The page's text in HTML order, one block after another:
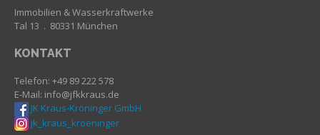
Immobilien & Wasserkraftwerke
Tal 13 . 80331 München
KONTAKT
Telefon: +49 89 222 578
E-Mail: info@jfkkraus.de
JK Kraus-Kröninger GmbH
jk_kraus_kroeninger